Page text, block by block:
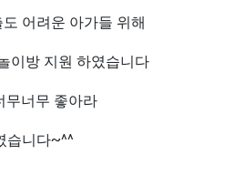
어려운 아가들 위해
이방 지원 하였습니다
무너무 좋아라
습니다~^^